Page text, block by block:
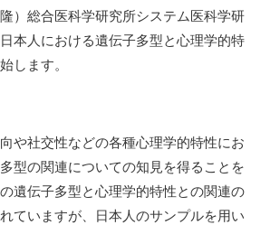
）総合医科学研究所システム医科学研
本人における遺伝子多型と心理学的特
します。
や社交性などの各種心理学的特性にお
型の関連についての知見を得ることを
遺伝子多型と心理学的特性との関連の
ていますが、日本人のサンプルを用い